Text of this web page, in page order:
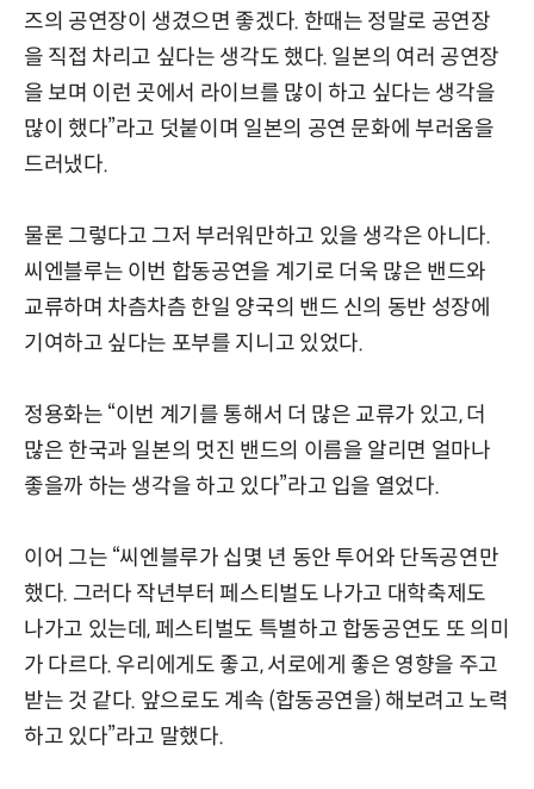
즈의 공연장이 생겼으면 좋겠다. 한때는 정말로 공연장
을 직접 차리고 싶다는 생각도 했다. 일본의 여러 공연장
을 보며 이런 곳에서 라이브를 많이 하고 싶다는 생각을
많이 했다”라고 덧붙이며 일본의 공연 문화에 부러움을
드러냈다.
물론 그렇다고 그저 부러워만하고 있을 생각은 아니다.
씨엔블루는 이번 합동공연을 계기로 더욱 많은 밴드와
교류하며 차츰차츰 한일 양국의 밴드 신의 동반 성장에
기여하고 싶다는 포부를 지니고 있었다.
정용화는 “이번 계기를 통해서 더 많은 교류가 있고, 더
많은 한국과 일본의 멋진 밴드의 이름을 알리면 얼마나
좋을까 하는 생각을 하고 있다”라고 입을 열었다.
이어 그는 “씨엔블루가 십몇 년 동안 투어와 단독공연만
했다. 그러다 작년부터 페스티벌도 나가고 대학축제도
나가고 있는데, 페스티벌도 특별하고 합동공연도 또 의미
가 다르다. 우리에게도 좋고, 서로에게 좋은 영향을 주고
받는 것 같다. 앞으로도 계속 (합동공연을) 해보려고 노력
하고 있다”라고 말했다.